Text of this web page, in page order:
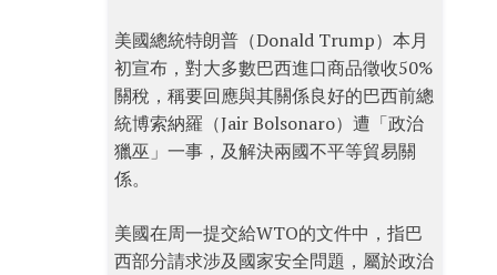
美國總統特朗普（Donald Trump）本月
初宣布，對大多數巴西進口商品徵收50%
關稅，稱要回應與其關係良好的巴西前總
統博索納羅（Jair Bolsonaro）遭「政治
獵巫」一事，及解決兩國不平等貿易關
係。
美國在周一提交給WTO的文件中，指巴
西部分請求涉及國家安全問題，屬於政治